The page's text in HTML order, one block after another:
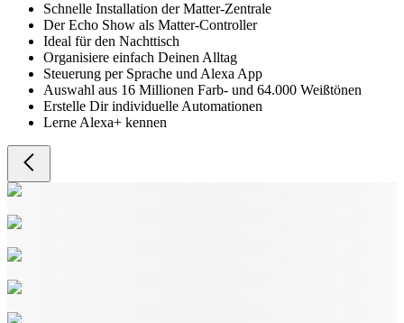
Schnelle Installation der Matter-Zentrale
Der Echo Show als Matter-Controller
Ideal für den Nachttisch
Organisiere einfach Deinen Alltag
Steuerung per Sprache und Alexa App
Auswahl aus 16 Millionen Farb- und 64.000 Weißtönen
Erstelle Dir individuelle Automationen
Lerne Alexa+ kennen